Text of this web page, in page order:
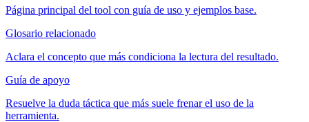
Página principal del tool con guía de uso y ejemplos base.
Glosario relacionado
Aclara el concepto que más condiciona la lectura del resultado.
Guía de apoyo
Resuelve la duda táctica que más suele frenar el uso de la
herramienta.